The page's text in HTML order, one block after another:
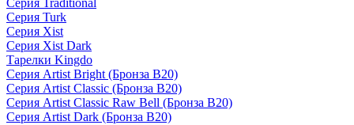
Серия Traditional
Серия Turk
Серия Xist
Серия Xist Dark
Тарелки Kingdo
Серия Artist Bright (Бронза B20)
Серия Artist Classic (Бронза B20)
Серия Artist Classic Raw Bell (Бронза B20)
Серия Artist Dark (Бронза B20)